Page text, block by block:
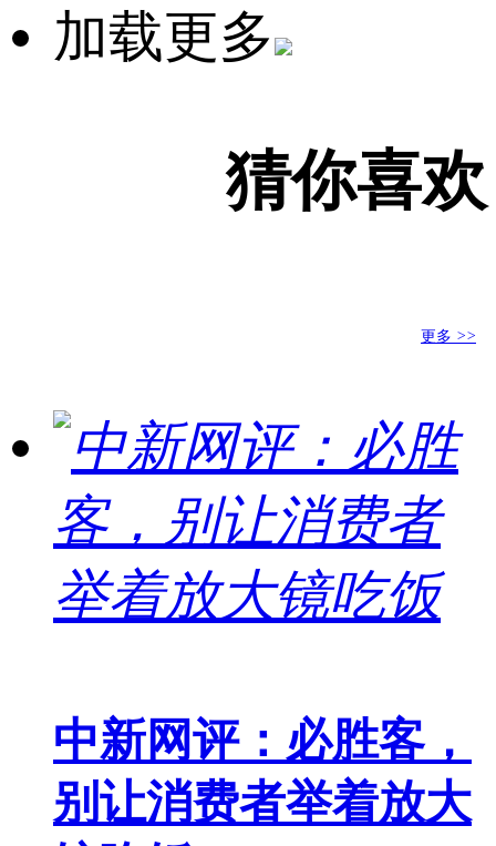
加载更多
猜你喜欢
更多 >>
中新网评：必胜客，
别让消费者举着放大